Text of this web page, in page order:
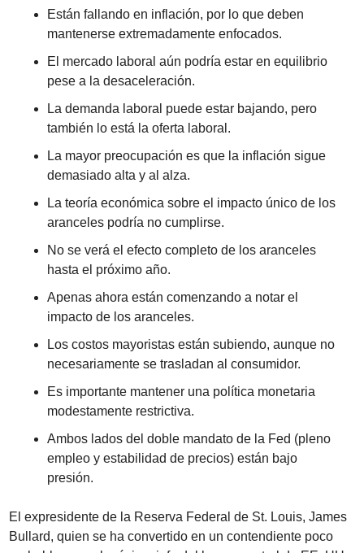
Están fallando en inflación, por lo que deben
mantenerse extremadamente enfocados.
El mercado laboral aún podría estar en equilibrio
pese a la desaceleración.
La demanda laboral puede estar bajando, pero
también lo está la oferta laboral.
La mayor preocupación es que la inflación sigue
demasiado alta y al alza.
La teoría económica sobre el impacto único de los
aranceles podría no cumplirse.
No se verá el efecto completo de los aranceles
hasta el próximo año.
Apenas ahora están comenzando a notar el
impacto de los aranceles.
Los costos mayoristas están subiendo, aunque no
necesariamente se trasladan al consumidor.
Es importante mantener una política monetaria
modestamente restrictiva.
Ambos lados del doble mandato de la Fed (pleno
empleo y estabilidad de precios) están bajo
presión.
El expresidente de la Reserva Federal de St. Louis, James
Bullard, quien se ha convertido en un contendiente poco